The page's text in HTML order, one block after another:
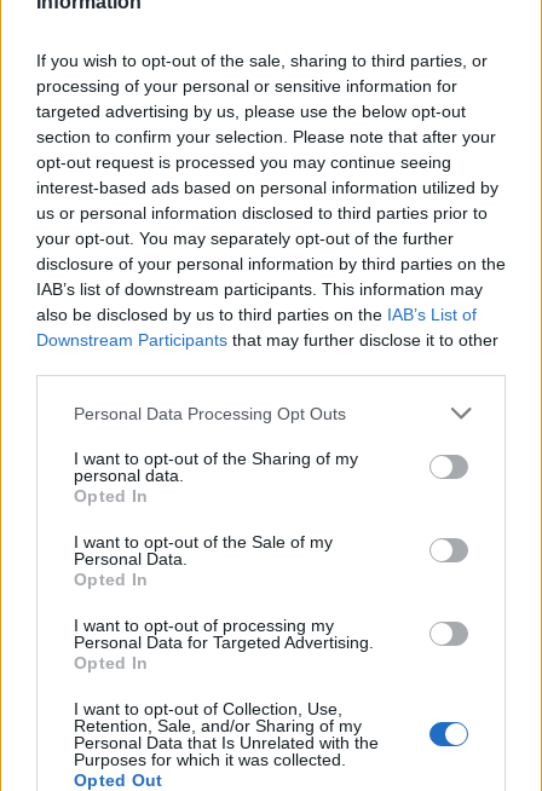
If you wish to opt-out of the sale, sharing to third parties, or
processing of your personal or sensitive information for
targeted advertising by us, please use the below opt-out
section to confirm your selection. Please note that after your
opt-out request is processed you may continue seeing
interest-based ads based on personal information utilized by
us or personal information disclosed to third parties prior to
your opt-out. You may separately opt-out of the further
disclosure of your personal information by third parties on the
IAB’s list of downstream participants. This information may
also be disclosed by us to third parties on the IAB’s List of
Downstream Participants that may further disclose it to other
Personal Data Processing Opt Outs
I want to opt-out of the Sharing of my
personal data.
Opted In
I want to opt-out of the Sale of my
Personal Data.
Opted In
I want to opt-out of processing my
Personal Data for Targeted Advertising.
Opted In
I want to opt-out of Collection, Use,
Retention, Sale, and/or Sharing of my
Personal Data that Is Unrelated with the
Purposes for which it was collected.
Opted Out
Výstava fotografií L. Sitenského
i komentovanou prohlídku
SOUVISEJÍCÍ ČLÁNKY
VÍCE OD AUTORA
Zpravodajství
Většina koupališť na Příbramsku nabízí
výborné podmínky. Horší voda je jen na
Živohošti
Zpravodajství
Příbram modernizuje parkovací automaty.
Přibudou i tři nové poblíž Svaté Hory
Středočeský kraj upravil pravidla soutěže.
Obce nově získají body i za předcházení